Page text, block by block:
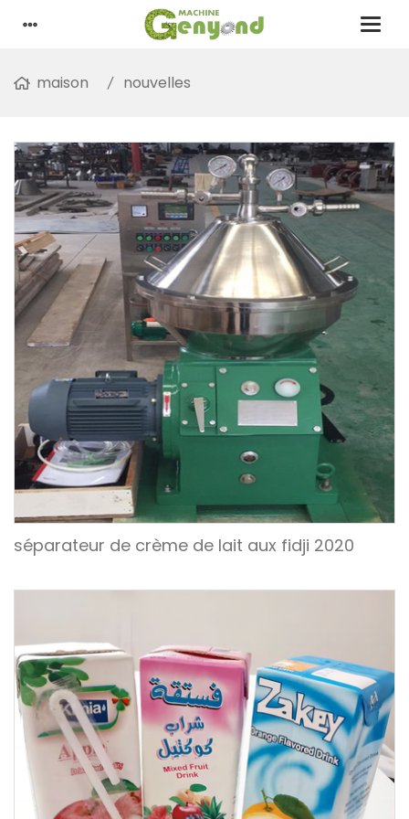
maison nouvelles
séparateur de crème de lait aux fidji 2020